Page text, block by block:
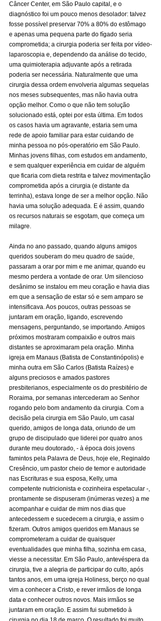
Câncer Center, em São Paulo capital, e o
diagnóstico foi um pouco menos desolador: talvez
fosse possível preservar 70% a 80% do estômago
e apenas uma pequena parte do fígado seria
comprometida; a cirurgia poderia ser feita por vídeo-
laparoscopia e, dependendo da análise do tecido,
uma quimioterapia adjuvante após a retirada
poderia ser necessária. Naturalmente que uma
cirurgia dessa ordem envolveria algumas sequelas
nos meses subsequentes, mas não havia outra
opção melhor. Como o que não tem solução
solucionado está, optei por esta última. Em todos
os casos havia um agravante, estaria sem uma
rede de apoio familiar para estar cuidando de
minha pessoa no pós-operatório em São Paulo.
Minhas jovens filhas, com estudos em andamento,
e sem qualquer experiência em cuidar de alguém
que ficaria com dieta restrita e talvez movimentação
comprometida após a cirurgia (e distante da
terrinha), estava longe de ser a melhor opção. Não
havia uma solução adequada. E é assim, quando
os recursos naturais se esgotam, que começa um
milagre.
Ainda no ano passado, quando alguns amigos
queridos souberam do meu quadro de saúde,
passaram a orar por mim e me animar, quando eu
mesmo perdera a vontade de orar. Um silencioso
desânimo se instalou em meu coração e havia dias
em que a sensação de estar só e sem amparo se
intensificava. Aos poucos, outras pessoas se
juntaram em oração, ligando, escrevendo
mensagens, perguntando, se importando. Amigos
próximos mostraram compaixão e outros mais
distantes se aproximaram pela oração. Minha
igreja em Manaus (Batista de Constantinópolis) e
minha outra em São Carlos (Batista Raízes) e
alguns preciosos e amados pastores
presbiterianos, especialmente os do presbitério de
Roraima, por semanas intercederam ao Senhor
rogando pelo bom andamento da cirurgia. Com a
decisão pela cirurgia em São Paulo, um casal
querido, amigos de longa data, oriundo de um
grupo de discipulado que liderei por quatro anos
durante meu doutorado, - à época dois jovens
famintos pela Palavra de Deus, hoje ele, Reginaldo
Cresêncio, um pastor cheio de temor e autoridade
nas Escrituras e sua esposa, Kelly, uma
competente nutricionista e cozinheira espetacular -,
prontamente se dispuseram (inúmeras vezes) a me
acompanhar e cuidar de mim nos dias que
antecedessem e sucedecem a cirurgia, e assim o
fizeram. Outros amigos queridos em Manaus se
comprometeram a cuidar de quaisquer
eventualidades que minha filha, sozinha em casa,
viesse a necessitar. Em São Paulo, antevéspera da
cirurgia, tive a alegria de participar do culto, após
tantos anos, em uma igreja Holiness, berço no qual
vim a conhecer a Cristo, e rever irmãos de longa
data e conhecer outros novos. Mais irmãos se
juntaram em oração. E assim fui submetido à